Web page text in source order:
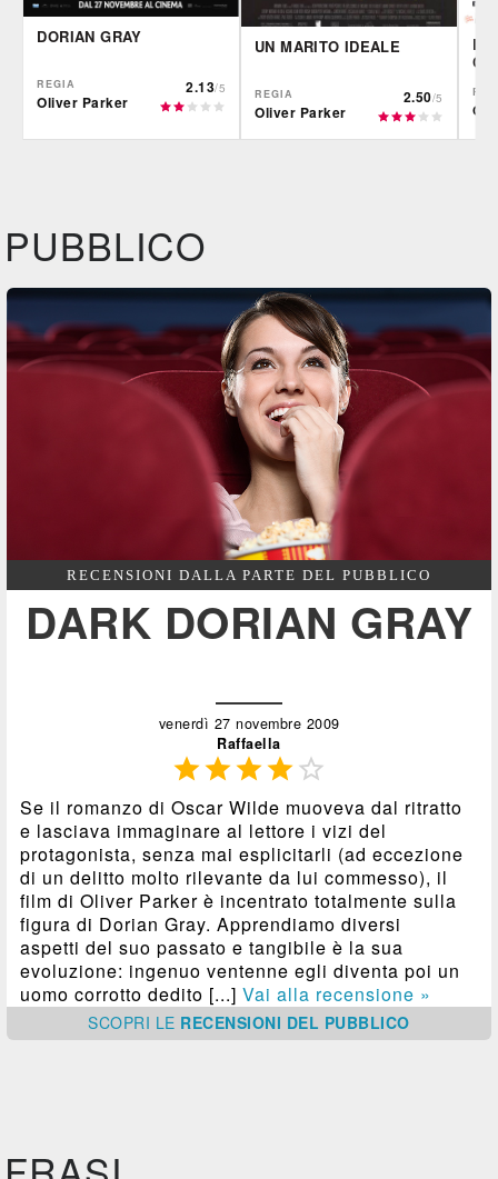
DORIAN GRAY
REGIA
Oliver Parker
2.13/5
UN MARITO IDEALE
REGIA
Oliver Parker
2.50/5
PUBBLICO
RECENSIONI DALLA PARTE DEL PUBBLICO
DARK DORIAN GRAY
venerdì 27 novembre 2009
Raffaella

Se il romanzo di Oscar Wilde muoveva dal ritratto
e lasciava immaginare al lettore i vizi del
protagonista, senza mai esplicitarli (ad eccezione
di un delitto molto rilevante da lui commesso), il
film di Oliver Parker è incentrato totalmente sulla
figura di Dorian Gray. Apprendiamo diversi
aspetti del suo passato e tangibile è la sua
evoluzione: ingenuo ventenne egli diventa poi un
uomo corrotto dedito [...]Vai alla recensione »
SCOPRI LE RECENSIONI DEL PUBBLICO